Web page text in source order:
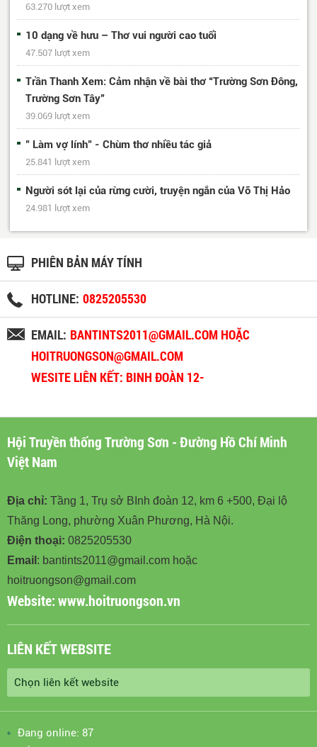
63.270 lượt xem
10 dạng về hưu – Thơ vui người cao tuổi
47.507 lượt xem
Trần Thanh Xem: Cảm nhận về bài thơ “Trường Sơn Đông,
Trường Sơn Tây”
39.069 lượt xem
" Làm vợ lính" - Chùm thơ nhiều tác giả
25.841 lượt xem
Người sót lại của rừng cười, truyện ngắn của Võ Thị Hảo
24.981 lượt xem
PHIÊN BẢN MÁY TÍNH
HOTLINE: 0825205530
EMAIL: BANTINTS2011@GMAIL.COM HOẶC
HOITRUONGSON@GMAIL.COM
WESITE LIÊN KẾT: BINH ĐOÀN 12-
Hội Truyền thống Trường Sơn - Đường Hồ Chí Minh
Việt Nam
Địa chỉ: Tầng 1, Trụ sở BInh đoàn 12, km 6 +500, Đại lộ
Thăng Long, phường Xuân Phương, Hà Nội.
Điện thoại: 0825205530
Email : bantints2011@gmail.com hoặc
hoitruongson@gmail.com
Website:www.hoitruongson.vn
LIÊN KẾT WEBSITE
Đang online: 87